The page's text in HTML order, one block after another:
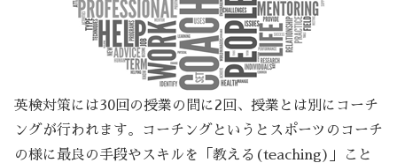
英検対策には30回の授業の間に2回、授業とは別にコーチ
ングが行われます。コーチングというとスポーツのコーチ
の様に最良の手段やスキルを「教える(teaching)」こと